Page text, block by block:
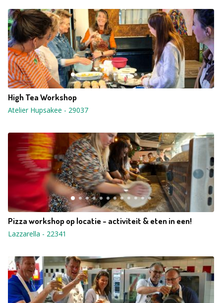
High Tea Workshop
Atelier Hupsakee - 29037
Pizza workshop op locatie - activiteit & eten in een!
Lazzarella - 22341